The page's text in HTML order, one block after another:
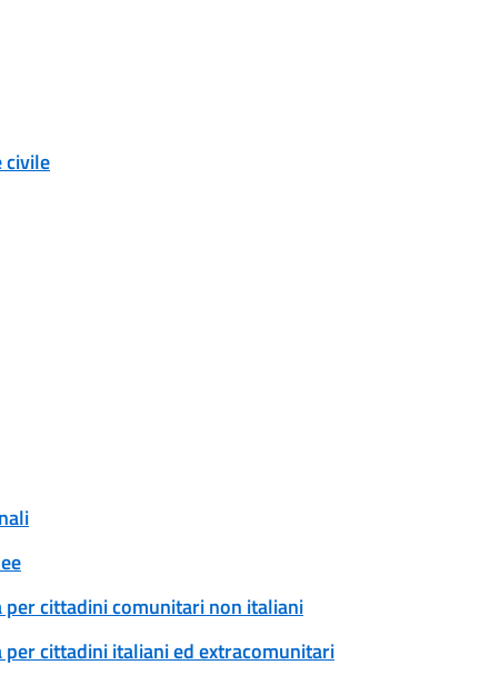
civile
cittadini comunitari non italiani
cittadini italiani ed extracomunitari